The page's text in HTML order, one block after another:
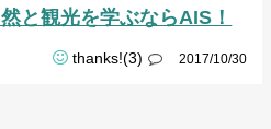
と観光を学ぶならAIS！
thanks!(3) 2017/10/30